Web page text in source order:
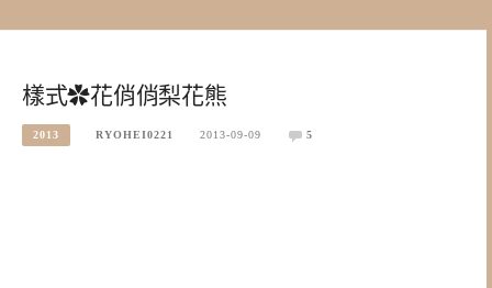
樣式✿花俏俏梨花熊
2013 RYOHEI0221 2013-09-09 5